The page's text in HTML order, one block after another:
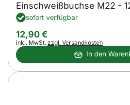
Einschweißbuchse M22 -
sofort verfügbar
12,90€
Steuerhinweis:
inkl. MwSt. zzgl. Versandkosten
In den